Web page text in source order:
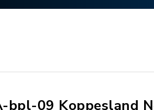
bpl-09 Koppesland